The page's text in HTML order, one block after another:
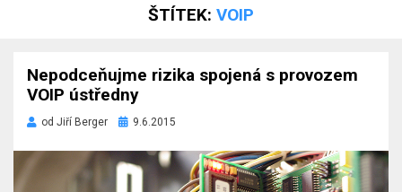
ŠTÍTEK: VOIP
Nepodceňujme rizika spojená s provozem
VOIP ústředny
od Jiří Berger
Zveřejněno
9.6.2015